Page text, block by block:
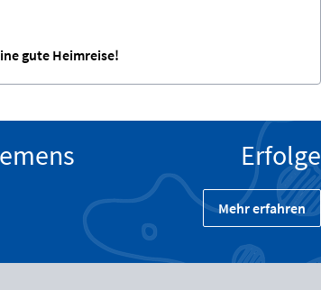
gute Heimreise!
Erfolge
Mehr erfahren